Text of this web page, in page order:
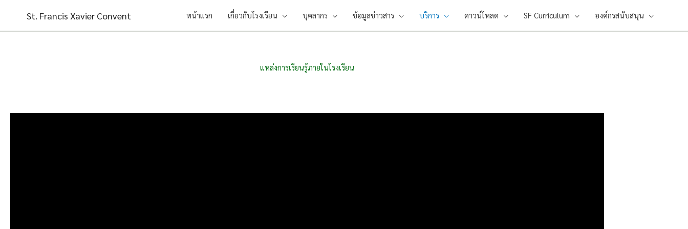
content
St. Francis Xavier Convent หน้าแรก เกี่ยวกับโรงเรียน บุคลากร ข้อมูลข่าวสาร บริการ ดาวน์โหลด SF Curriculum องค์กรสนับสนุน
แหล่งการเรียนรู้ภายในโรงเรียน